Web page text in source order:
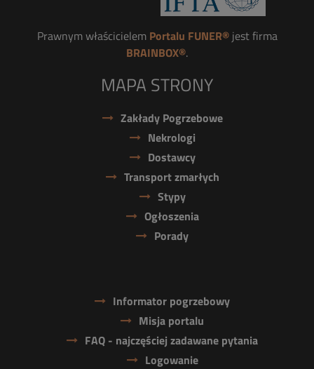
Prawnym właścicielem Portalu FUNER®jest firma
BRAINBOX®.
MAPA STRONY
Zakłady Pogrzebowe
Nekrologi
Dostawcy
Transport zmarłych
Stypy
Ogłoszenia
Porady
Informator pogrzebowy
Misja portalu
FAQ - najczęściej zadawane pytania
Logowanie